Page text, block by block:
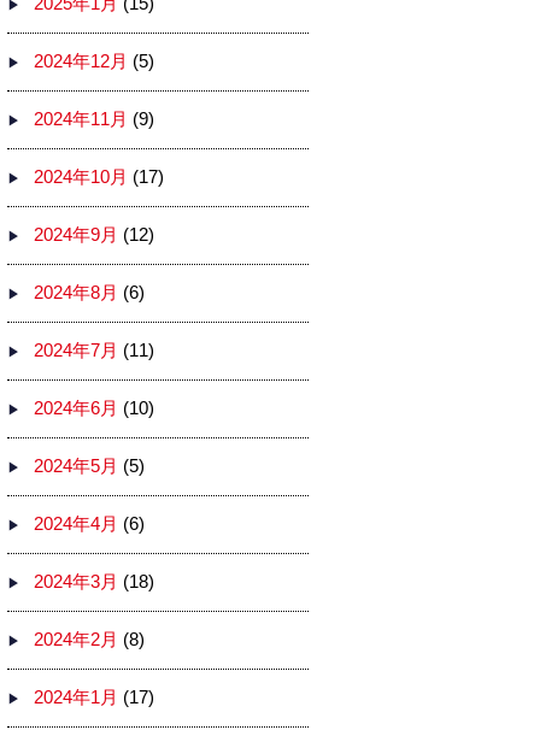
2024年12月 (5)
2024年11月 (9)
2024年10月 (17)
2024年9月 (12)
2024年8月 (6)
2024年7月 (11)
2024年6月 (10)
2024年5月 (5)
2024年4月 (6)
2024年3月 (18)
2024年2月 (8)
2024年1月 (17)